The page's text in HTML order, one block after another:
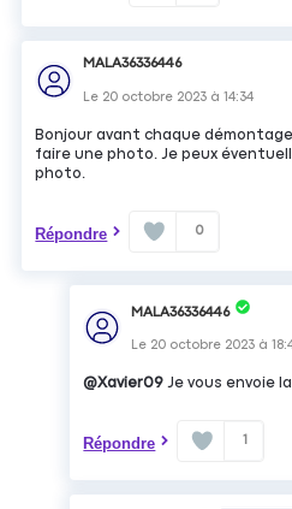
MALA36336446
Le 20 octobre 2023 à14:34
Bonjour avant chaque
faire une photo. Je peux
photo.
Répondre 0
MALA36336446
Le 20 octobre 2023 à
@Xavier09Je vous envoie
Répondre 1